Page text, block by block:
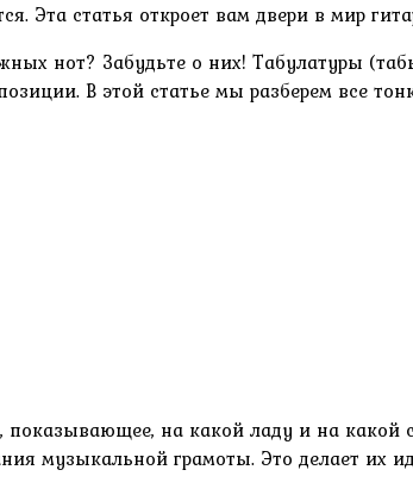
Эта статья откроет вам двери в мир
нот? Забудьте о них! Табулатуры
В этой статье мы разберем все
показывающее, на какой ладу и на
музыкальной грамоты. Это делает их